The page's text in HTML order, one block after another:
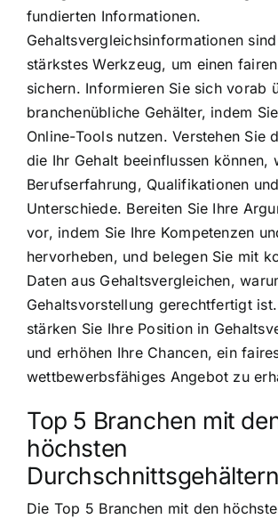
fundierten Informationen.
Gehaltsvergleichsinformationen
stärkstes Werkzeug, um einen
sichern. Informieren Sie sich vorab
branchenübliche Gehälter, indem
Online-Tools nutzen. Verstehen Sie
die Ihr Gehalt beeinflussen können,
Berufserfahrung, Qualifikationen
Unterschiede. Bereiten Sie Ihre
vor, indem Sie Ihre Kompetenzen
hervorheben, und belegen Sie mit
Daten aus Gehaltsvergleichen,
Gehaltsvorstellung gerechtfertigt
stärken Sie Ihre Position in
und erhöhen Ihre Chancen, ein
wettbewerbsfähiges Angebot zu
Top 5 Branchen mit
höchsten
Durchschnittsgehältern
Die Top 5 Branchen mit den